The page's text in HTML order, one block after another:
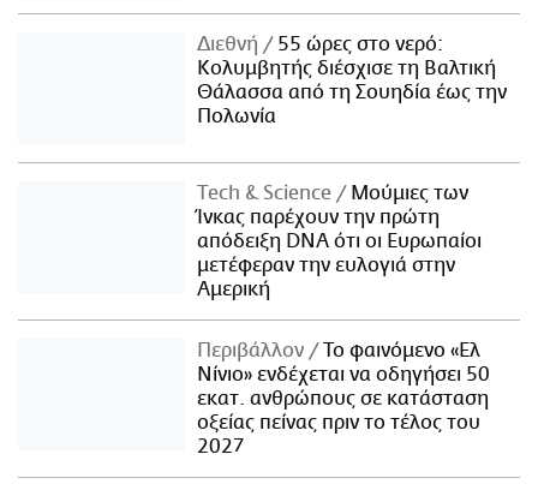
Διεθνή
55 ώρες στο νερό:
Κολυμβητής διέσχισε τη Βαλτική
Θάλασσα από τη Σουηδία έως την
Πολωνία
Τech & Science
Μούμιες των
Ίνκας παρέχουν την πρώτη
απόδειξη DNA ότι οι Ευρωπαίοι
μετέφεραν την ευλογιά στην
Αμερική
Περιβάλλον
Το φαινόμενο «Ελ
Νίνιο» ενδέχεται να οδηγήσει 50
εκατ. ανθρώπους σε κατάσταση
οξείας πείνας πριν το τέλος του
2027